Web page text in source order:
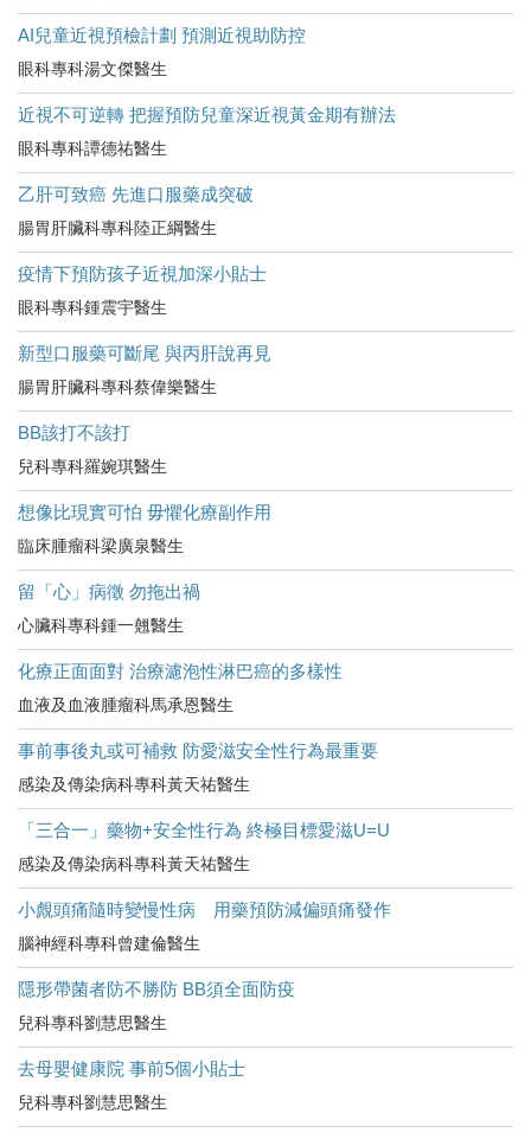
AI兒童近視預檢計劃 預測近視助防控
眼科專科湯文傑醫生
近視不可逆轉 把握預防兒童深近視黃金期有辦法
眼科專科譚德祐醫生
乙肝可致癌 先進口服藥成突破
腸胃肝臟科專科陸正綱醫生
疫情下預防孩子近視加深小貼士
眼科專科鍾震宇醫生
新型口服藥可斷尾 與丙肝說再見
腸胃肝臟科專科蔡偉樂醫生
BB該打不該打
兒科專科羅婉琪醫生
想像比現實可怕 毋懼化療副作用
臨床腫瘤科梁廣泉醫生
留「心」病徵 勿拖出禍
心臟科專科鍾一翹醫生
化療正面面對 治療濾泡性淋巴癌的多樣性
血液及血液腫瘤科馬承恩醫生
事前事後丸或可補救 防愛滋安全性行為最重要
感染及傳染病科專科黃天祐醫生
「三合一」藥物+安全性行為 終極目標愛滋U=U
感染及傳染病科專科黃天祐醫生
小覤頭痛隨時變慢性病 用藥預防減偏頭痛發作
腦神經科專科曾建倫醫生
隱形帶菌者防不勝防 BB須全面防疫
兒科專科劉慧思醫生
去母嬰健康院 事前5個小貼士
兒科專科劉慧思醫生